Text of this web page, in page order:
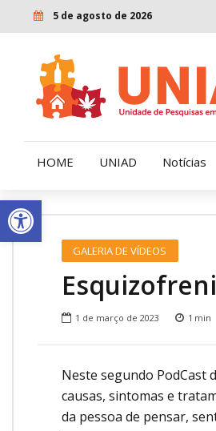
Open toolbar
5 de agosto de 2026
HOME UNIAD
Nossa História
Nossa Missão e Valores
Onde Procurar Ajuda?
Ronaldo Laranjeira recebe prêmio
Notícias
GALERIA DE VÍDEOS
1 de março de 2023 1 min
Neste segundo PodCast
causas, sintomas e
da pessoa de pensar,